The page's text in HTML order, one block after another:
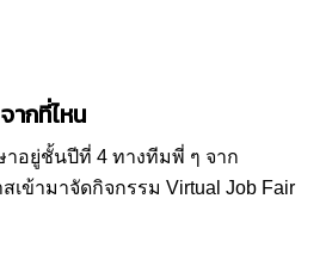
ากที่ไหน
อยู่ชั้นปีที่ 4 ทางทีมพี่ ๆ จาก
เข้ามาจัดกิจกรรม Virtual Job Fair